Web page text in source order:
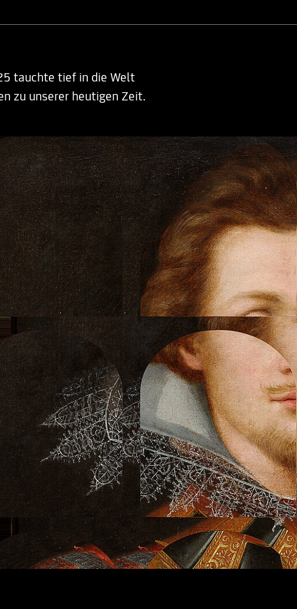
tauchte tief in die Welt
zu unserer heutigen Zeit.